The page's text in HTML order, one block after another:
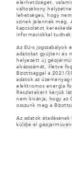
elérhetőségét,
változékony
lehetséges, hogy
színek jelennek meg.
kapcsolatot
információkkal tudnak
Az EU-s jogszabályok
adatokat gyűjteni és
helyezett új
alvázszámát, illetve
Bizottsággal a 2021/
adatok az
elektromos energia
Részletekért kérjük
nem kivánja, hogy az
osszunk meg a
Az adatok
küldje el